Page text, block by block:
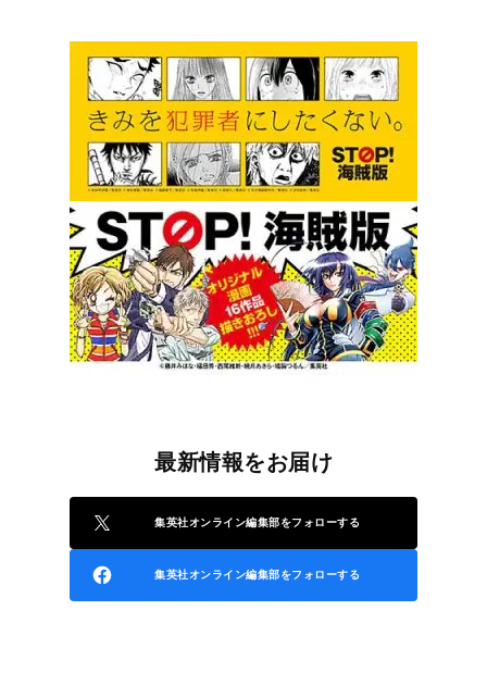
最新情報をお届け
集英社オンライン編集部をフォローする
集英社オンライン編集部をフォローする